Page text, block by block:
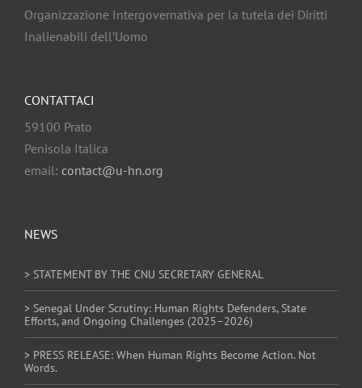
Organizzazione Intergovernativa per la tutela dei Diritti
Inalienabili dell’Uomo
NEWS
> STATEMENT BY THE CNU SECRETARY GENERAL
> Senegal Under Scrutiny: Human Rights Defenders, State
Efforts, and Ongoing Challenges (2025–2026)
> PRESS RELEASE: When Human Rights Become Action. Not
Words.
CONTATTACI
59100 Prato
Penisola Italica
email: contact@u-hn.org